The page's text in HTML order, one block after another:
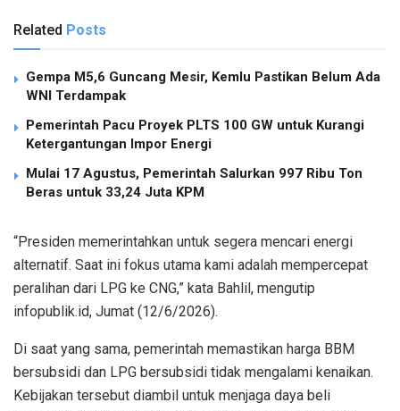
Related Posts
Gempa M5,6 Guncang Mesir, Kemlu Pastikan Belum Ada
WNI Terdampak
Pemerintah Pacu Proyek PLTS 100 GW untuk Kurangi
Ketergantungan Impor Energi
Mulai 17 Agustus, Pemerintah Salurkan 997 Ribu Ton
Beras untuk 33,24 Juta KPM
“Presiden memerintahkan untuk segera mencari energi
alternatif. Saat ini fokus utama kami adalah mempercepat
peralihan dari LPG ke CNG,” kata Bahlil, mengutip
infopublik.id, Jumat (12/6/2026).
Di saat yang sama, pemerintah memastikan harga BBM
bersubsidi dan LPG bersubsidi tidak mengalami kenaikan.
Kebijakan tersebut diambil untuk menjaga daya beli